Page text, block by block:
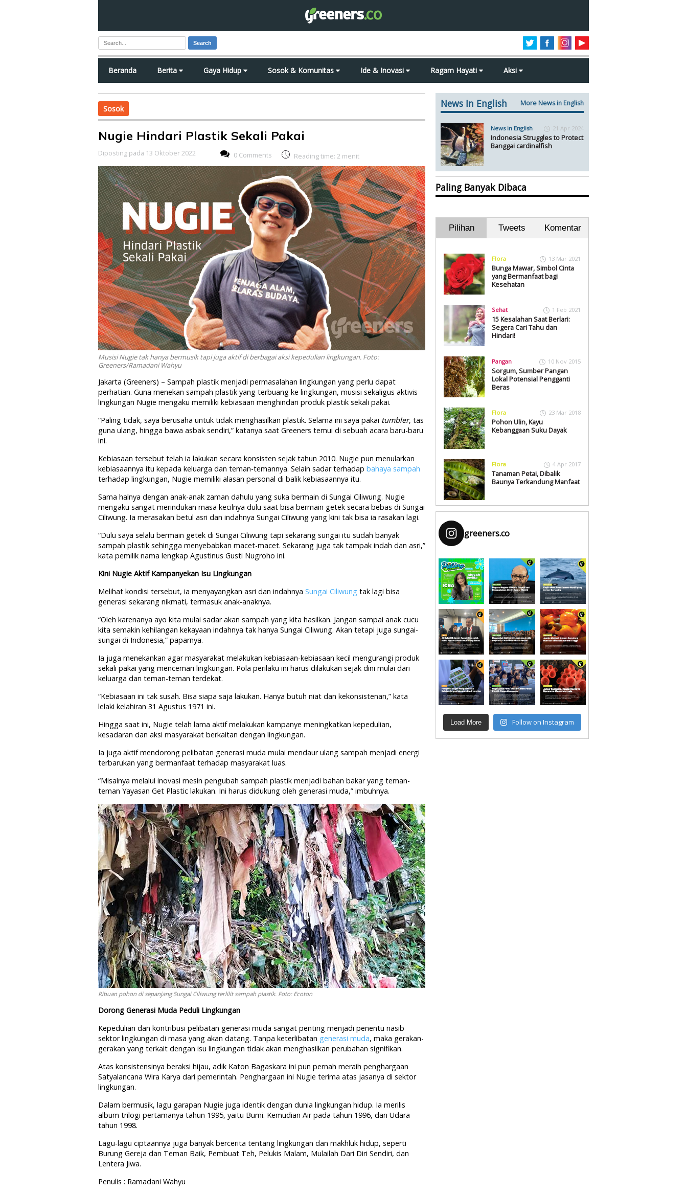
Search
Beranda Berita Gaya Hidup Sosok & Komunitas Ide & Inovasi Ragam Hayati Aksi
Sosok
Nugie Hindari Plastik Sekali Pakai
Diposting pada 13 Oktober 2022 0 Comments Reading time: 2 menit
Musisi Nugie tak hanya bermusik tapi juga aktif di berbagai aksi kepedulian lingkungan. Foto:
Greeners/Ramadani Wahyu
Jakarta (Greeners) – Sampah plastik menjadi permasalahan lingkungan yang perlu dapat
perhatian. Guna menekan sampah plastik yang terbuang ke lingkungan, musisi sekaligus aktivis
lingkungan Nugie mengaku memiliki kebiasaan menghindari produk plastik sekali pakai.
“Paling tidak, saya berusaha untuk tidak menghasilkan plastik. Selama ini saya pakai tumbler, tas
guna ulang, hingga bawa asbak sendiri,” katanya saat Greeners temui di sebuah acara baru-baru
ini.
Kebiasaan tersebut telah ia lakukan secara konsisten sejak tahun 2010. Nugie pun menularkan
kebiasaannya itu kepada keluarga dan teman-temannya. Selain sadar terhadap bahaya sampah
terhadap lingkungan, Nugie memiliki alasan personal di balik kebiasaannya itu.
Sama halnya dengan anak-anak zaman dahulu yang suka bermain di Sungai Ciliwung. Nugie
mengaku sangat merindukan masa kecilnya dulu saat bisa bermain getek secara bebas di Sungai
Ciliwung. Ia merasakan betul asri dan indahnya Sungai Ciliwung yang kini tak bisa ia rasakan lagi.
“Dulu saya selalu bermain getek di Sungai Ciliwung tapi sekarang sungai itu sudah banyak
sampah plastik sehingga menyebabkan macet-macet. Sekarang juga tak tampak indah dan asri,”
kata pemilik nama lengkap Agustinus Gusti Nugroho ini.
Kini Nugie Aktif Kampanyekan Isu Lingkungan
Melihat kondisi tersebut, ia menyayangkan asri dan indahnya Sungai Ciliwung tak lagi bisa
generasi sekarang nikmati, termasuk anak-anaknya.
“Oleh karenanya ayo kita mulai sadar akan sampah yang kita hasilkan. Jangan sampai anak cucu
kita semakin kehilangan kekayaan indahnya tak hanya Sungai Ciliwung. Akan tetapi juga sungai-
sungai di Indonesia,” paparnya.
Ia juga menekankan agar masyarakat melakukan kebiasaan-kebiasaan kecil mengurangi produk
sekali pakai yang mencemari lingkungan. Pola perilaku ini harus dilakukan sejak dini mulai dari
keluarga dan teman-teman terdekat.
“Kebiasaan ini tak susah. Bisa siapa saja lakukan. Hanya butuh niat dan kekonsistenan,” kata
lelaki kelahiran 31 Agustus 1971 ini.
Hingga saat ini, Nugie telah lama aktif melakukan kampanye meningkatkan kepedulian,
kesadaran dan aksi masyarakat berkaitan dengan lingkungan.
Ia juga aktif mendorong pelibatan generasi muda mulai mendaur ulang sampah menjadi energi
terbarukan yang bermanfaat terhadap masyarakat luas.
“Misalnya melalui inovasi mesin pengubah sampah plastik menjadi bahan bakar yang teman-
teman Yayasan Get Plastic lakukan. Ini harus didukung oleh generasi muda,” imbuhnya.
Ribuan pohon di sepanjang Sungai Ciliwung terlilit sampah plastik. Foto: Ecoton
Dorong Generasi Muda Peduli Lingkungan
Kepedulian dan kontribusi pelibatan generasi muda sangat penting menjadi penentu nasib
sektor lingkungan di masa yang akan datang. Tanpa keterlibatan generasi muda, maka gerakan-
gerakan yang terkait dengan isu lingkungan tidak akan menghasilkan perubahan signifikan.
Atas konsistensinya beraksi hijau, adik Katon Bagaskara ini pun pernah meraih penghargaan
Satyalancana Wira Karya dari pemerintah. Penghargaan ini Nugie terima atas jasanya di sektor
lingkungan.
Dalam bermusik, lagu garapan Nugie juga identik dengan dunia lingkungan hidup. Ia merilis
album trilogi pertamanya tahun 1995, yaitu Bumi. Kemudian Air pada tahun 1996, dan Udara
tahun 1998.
Lagu-lagu ciptaannya juga banyak bercerita tentang lingkungan dan makhluk hidup, seperti
Burung Gereja dan Teman Baik, Pembuat Teh, Pelukis Malam, Mulailah Dari Diri Sendiri, dan
Lentera Jiwa.
Penulis : Ramadani Wahyu
News In English More News in English
News in English 21 Apr 2024
Indonesia Struggles to Protect
Banggai cardinalfish
Paling Banyak Dibaca
Pilihan Tweets Komentar
Flora 13 Mar 2021
Bunga Mawar, Simbol Cinta
yang Bermanfaat bagi
Kesehatan
Sehat 1 Feb 2021
15 Kesalahan Saat Berlari:
Segera Cari Tahu dan
Hindari!
Pangan 10 Nov 2015
Sorgum, Sumber Pangan
Lokal Potensial Pengganti
Beras
Flora 23 Mar 2018
Pohon Ulin, Kayu
Kebanggaan Suku Dayak
Flora 4 Apr 2017
Tanaman Petai, Dibalik
Baunya Terkandung Manfaat
greeners.co
Load More Follow on Instagram